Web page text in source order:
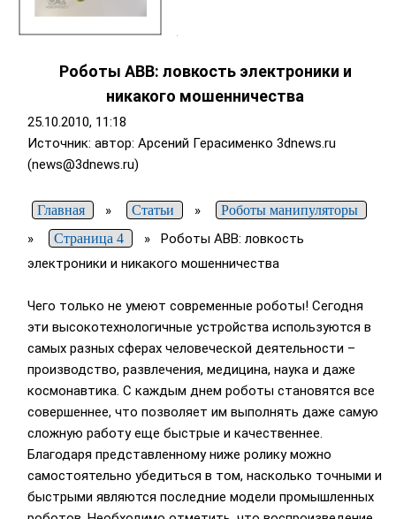
Роботы ABB: ловкость электроники и
никакого мошенничества
25.10.2010, 11:18
Источник: автор: Арсений Герасименко 3dnews.ru
(news@3dnews.ru)
Главная » Статьи » Роботы манипуляторы
» Страница 4 » Роботы ABB: ловкость
электроники и никакого мошенничества
Чего только не умеют современные роботы! Сегодня
эти высокотехнологичные устройства используются в
самых разных сферах человеческой деятельности –
производство, развлечения, медицина, наука и даже
космонавтика. С каждым днем роботы становятся все
совершеннее, что позволяет им выполнять даже самую
сложную работу еще быстрые и качественнее.
Благодаря представленному ниже ролику можно
самостоятельно убедиться в том, насколько точными и
быстрыми являются последние модели промышленных